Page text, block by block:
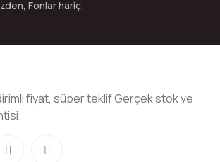
Fonlar hariç.
fiyat, süper teklif Gerçek stok ve